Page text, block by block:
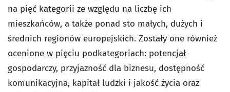
na pięć kategorii ze względu na liczbę ich
mieszkańców, a także ponad sto małych, dużych i
średnich regionów europejskich. Zostały one również
ocenione w pięciu podkategoriach: potencjał
gospodarczy, przyjazność dla biznesu, dostępność
komunikacyjna, kapitał ludzki i jakość życia oraz